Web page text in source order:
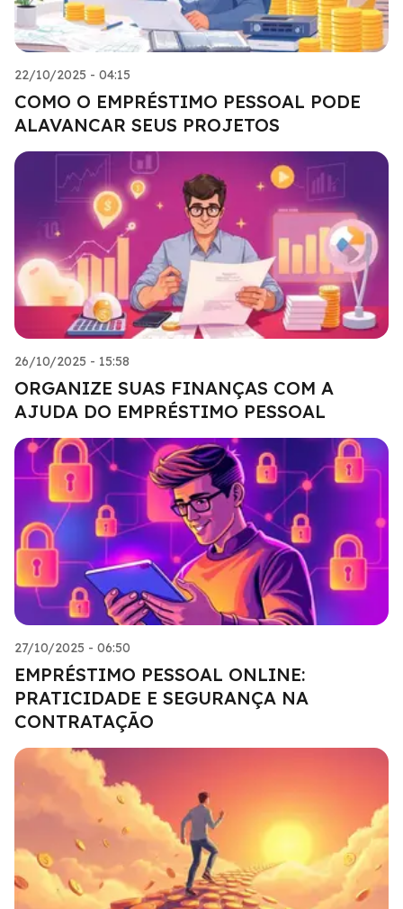
22/10/2025 - 04:15
COMO O EMPRÉSTIMO PESSOAL PODE
ALAVANCAR SEUS PROJETOS
26/10/2025 - 15:58
ORGANIZE SUAS FINANÇAS COM A
AJUDA DO EMPRÉSTIMO PESSOAL
27/10/2025 - 06:50
EMPRÉSTIMO PESSOAL ONLINE:
PRATICIDADE E SEGURANÇA NA
CONTRATAÇÃO